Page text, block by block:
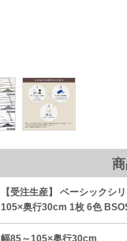
【受注生産】 ベーシック
105×奥行30cm 1枚 6色
幅85～105×奥行30cm